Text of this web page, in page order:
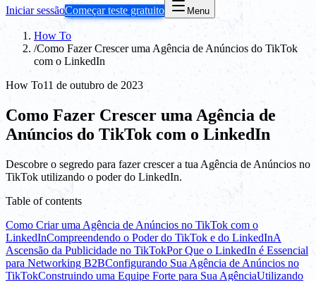
Iniciar sessãoComeçar teste gratuito Menu
How To
/Como Fazer Crescer uma Agência de Anúncios do TikTok
com o LinkedIn
How To11 de outubro de 2023
Como Fazer Crescer uma Agência de
Anúncios do TikTok com o LinkedIn
Descobre o segredo para fazer crescer a tua Agência de Anúncios no
TikTok utilizando o poder do LinkedIn.
Table of contents
Como Criar uma Agência de Anúncios no TikTok com o
LinkedInCompreendendo o Poder do TikTok e do LinkedInA
Ascensão da Publicidade no TikTokPor Que o LinkedIn é Essencial
para Networking B2BConfigurando Sua Agência de Anúncios no
TikTokConstruindo uma Equipe Forte para Sua AgênciaUtilizando